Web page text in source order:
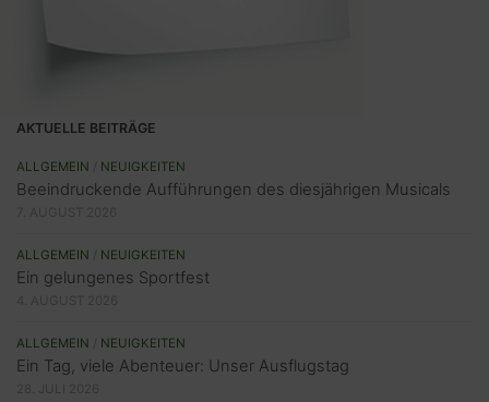
AKTUELLE BEITRÄGE
ALLGEMEIN NEUIGKEITEN
Beeindruckende Aufführungen des diesjährigen Musicals
ALLGEMEIN NEUIGKEITEN
Ein gelungenes Sportfest
ALLGEMEIN NEUIGKEITEN
Ein Tag, viele Abenteuer: Unser Ausflugstag